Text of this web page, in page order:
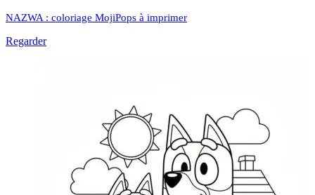
NAZWA : coloriage MojiPops à imprimer
Regarder